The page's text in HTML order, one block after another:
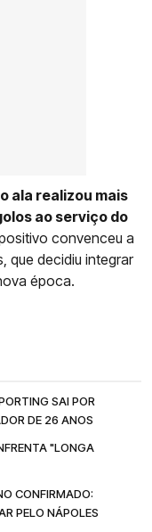
o ala realizou mais
ao serviço do
convenceu a
que decidiu integrar
época.
SAI POR
DE 26 ANOS
"LONGA
CONFIRMADO:
PELO NÁPOLES